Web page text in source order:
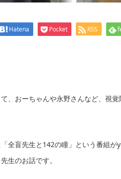
Hatena Pocket RSS
、おーちゃんや永野さんなど、視
全盲先生と142の瞳」という番組
生のお話です。